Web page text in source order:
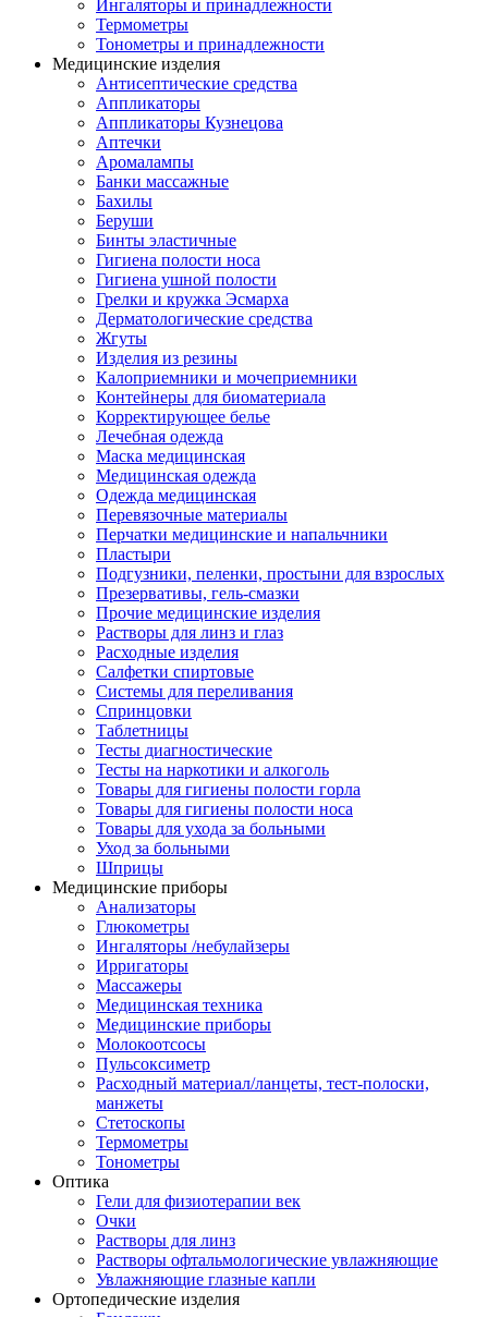
Ингаляторы и принадлежности
Термометры
Тонометры и принадлежности
Медицинские изделия
Антисептические средства
Аппликаторы
Аппликаторы Кузнецова
Аптечки
Аромалампы
Банки массажные
Бахилы
Беруши
Бинты эластичные
Гигиена полости носа
Гигиена ушной полости
Грелки и кружка Эсмарха
Дерматологические средства
Жгуты
Изделия из резины
Калоприемники и мочеприемники
Контейнеры для биоматериала
Корректирующее белье
Лечебная одежда
Маска медицинская
Медицинская одежда
Одежда медицинская
Перевязочные материалы
Перчатки медицинские и напальчники
Пластыри
Подгузники, пеленки, простыни для взрослых
Презервативы, гель-смазки
Прочие медицинские изделия
Растворы для линз и глаз
Расходные изделия
Салфетки спиртовые
Системы для переливания
Спринцовки
Таблетницы
Тесты диагностические
Тесты на наркотики и алкоголь
Товары для гигиены полости горла
Товары для гигиены полости носа
Товары для ухода за больными
Уход за больными
Шприцы
Медицинские приборы
Анализаторы
Глюкометры
Ингаляторы /небулайзеры
Ирригаторы
Массажеры
Медицинская техника
Медицинские приборы
Молокоотсосы
Пульсоксиметр
Расходный материал/ланцеты, тест-полоски,
манжеты
Стетоскопы
Термометры
Тонометры
Оптика
Гели для физиотерапии век
Очки
Растворы для линз
Растворы офтальмологические увлажняющие
Увлажняющие глазные капли
Ортопедические изделия